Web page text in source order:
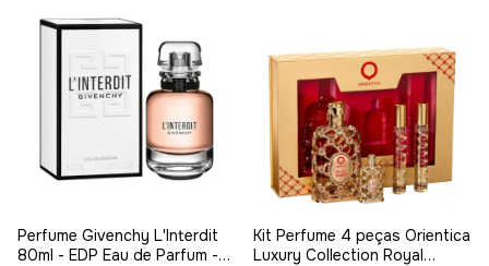
Perfume Givenchy L'Interdit
80ml - EDP Eau de Parfum -
Kit Perfume 4 peças Orientica
Luxury Collection Royal